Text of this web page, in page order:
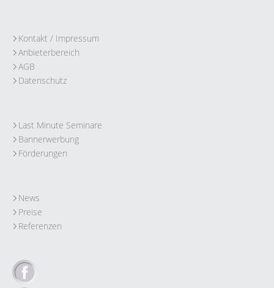
Kontakt / Impressum
Anbieterbereich
AGB
Datenschutz
Last Minute Seminare
Bannerwerbung
Förderungen
News
Preise
Referenzen